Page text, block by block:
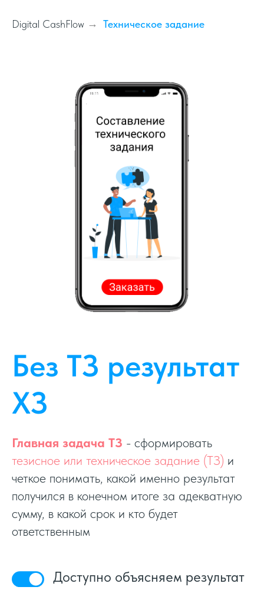
Digital CashFlow → Техническое задание
Без ТЗ результат
ХЗ
Главная задача ТЗ - сформировать
тезисное или техническое задание (ТЗ) и
четкое понимать, какой именно результат
получился в конечном итоге за адекватную
сумму, в какой срок и кто будет
ответственным
Доступно объясняем результат